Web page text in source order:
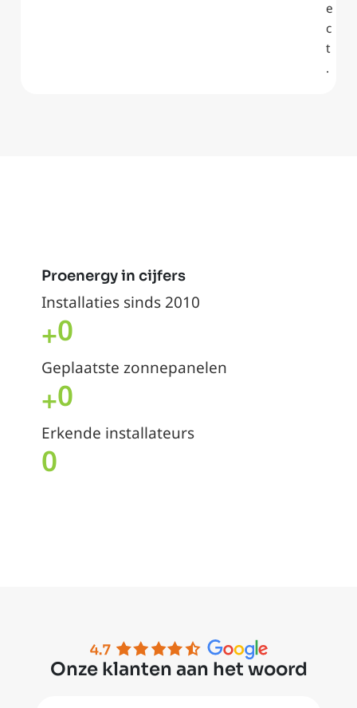
e
c
t
.
Proenergy in cijfers
Installaties sinds 2010
+0
Geplaatste zonnepanelen
+0
Erkende installateurs
0
Onze klanten aan het woord